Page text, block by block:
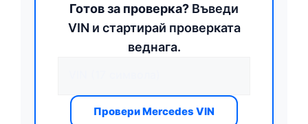
Готов за проверка? Въведи
VIN и стартирай проверката
веднага.
Провери Mercedes VIN